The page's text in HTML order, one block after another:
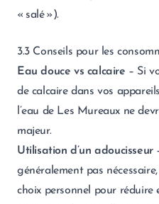
« salé »).
3.3 Conseils pour les
Eau douce vs calcaire – Si
de calcaire dans vos
l’eau de Les Mureaux ne
majeur.
Utilisation d’un adoucisseur
généralement pas
choix personnel pour